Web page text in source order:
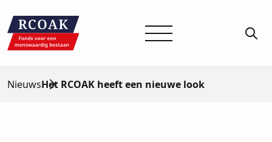
NieuwsHet RCOAK heeft een nieuwe look